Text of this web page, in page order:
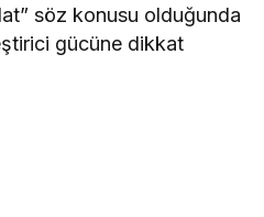
söz konusu olduğunda
gücüne dikkat